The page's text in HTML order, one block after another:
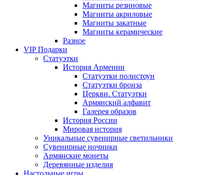
Магниты резиновые
Магниты акриловые
Магниты закатные
Магниты керамические
Разное
VIP Подарки
Статуэтки
История Армении
Статуэтки полистоун
Статуэтки бронза
Церкви. Статуэтки
Армянский алфавит
Галерея образов
История России
Мировая история
Уникальные сувенирные светильники
Сувенирные ночники
Армянские монеты
Деревянные изделия
Настольные игры